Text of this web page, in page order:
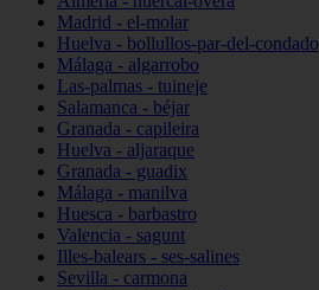
Madrid - el-molar
Huelva - bollullos-par-del-condado
Málaga - algarrobo
Las-palmas - tuineje
Salamanca - béjar
Granada - capileira
Huelva - aljaraque
Granada - guadix
Málaga - manilva
Huesca - barbastro
Valencia - sagunt
Illes-balears - ses-salines
Sevilla - carmona